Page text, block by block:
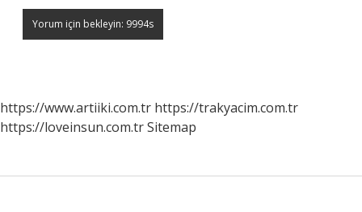
https://www.artiiki.com.tr https://trakyacim.com.tr
https://loveinsun.com.trSitemap